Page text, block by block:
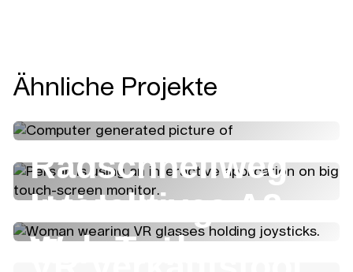
Ähnliche Projekte
Radschnellweg
Heidelberg-
Mannheim
Interaktives A8
Web-Tool